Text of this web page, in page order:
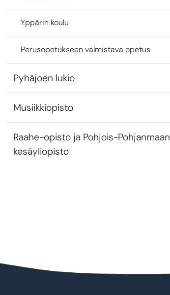
Yppärin koulu
Perusopetukseen valmistava opetus
Pyhäjoen lukio
Musiikkiopisto
Raahe-opisto ja Pohjois-Pohjanmaan
kesäyliopisto